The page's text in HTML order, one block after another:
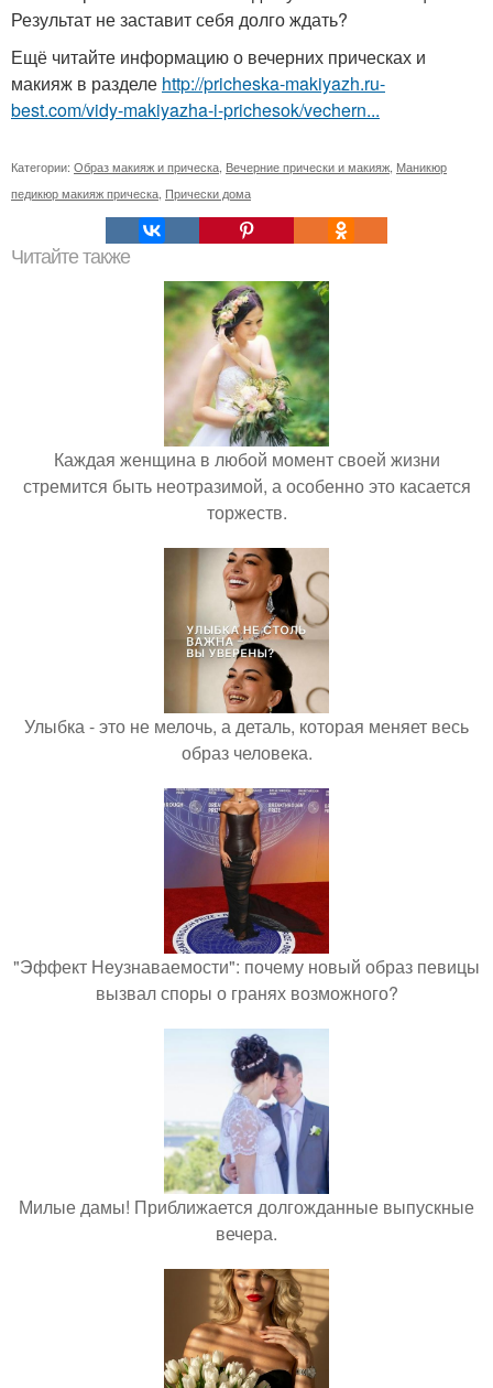
Результат не заставит себя долго ждать?
Ещё читайте информацию о вечерних прическах и
макияж в разделе http://pricheska-makiyazh.ru-
best.com/vidy-makiyazha-i-prichesok/vechern...
Категории: Образ макияж и прическа Вечерние прически и макияж Маникюр
педикюр макияж прическа Прически дома
Читайте также
Каждая женщина в любой момент своей жизни
стремится быть неотразимой, а особенно это касается
торжеств.
Улыбка - это не мелочь, а деталь, которая меняет весь
образ человека.
"Эффект Неузнаваемости": почему новый образ певицы
вызвал споры о гранях возможного?
Милые дамы! Приближается долгожданные выпускные
вечера.